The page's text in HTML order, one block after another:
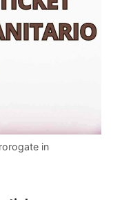
in